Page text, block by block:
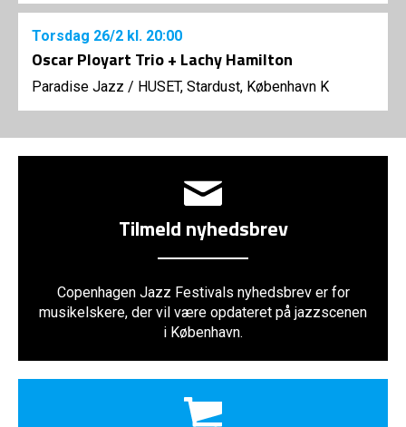
Torsdag 26/2 kl. 20:00
Oscar Ployart Trio + Lachy Hamilton
Paradise Jazz / HUSET, Stardust, København K
Tilmeld nyhedsbrev
Copenhagen Jazz Festivals nyhedsbrev er for
musikelskere, der vil være opdateret på jazzscenen
i København.